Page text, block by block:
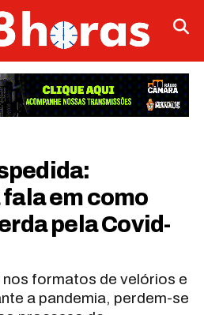
em como
pela Covid-
formatos de velórios e
a pandemia, perdem-se